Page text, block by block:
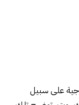
على سبيل